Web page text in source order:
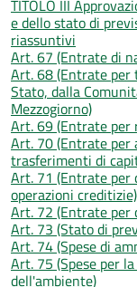
TITOLO III
e dello stato di
riassuntivi
Art. 67 (Entrate di
Art. 68 (Entrate per
Stato, dalla
Mezzogiorno)
Art. 69 (Entrate per
Art. 70 (Entrate per
trasferimenti di
Art. 71 (Entrate
operazioni creditizie)
Art. 72 (Entrate per
Art. 73 (Stato di
Art. 74 (Spese di
Art. 75 (Spese per
dell'ambiente)